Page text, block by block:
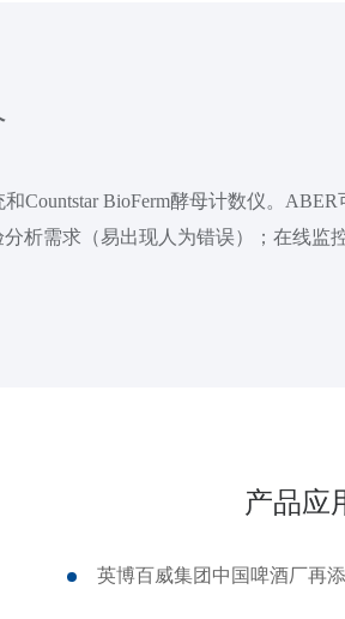
BioFerm酵母计数仪。
析需求（易出现人为错误）；在线监
产品应
英博百威集团中国啤酒厂再